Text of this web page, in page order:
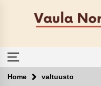
Home valtuusto